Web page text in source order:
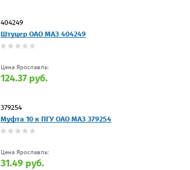
404249
Штуцер ОАО МАЗ 404249
Цена Ярославль:
124.37 руб.
379254
Муфта 10 к ПГУ ОАО МАЗ 379254
Цена Ярославль:
31.49 руб.